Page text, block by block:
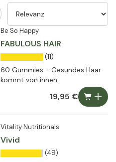
Be So Happy
FABULOUS HAIR
(11)
60 Gummies - Gesundes Haar
kommt von innen
19,95 €
Vitality Nutritionals
Vivid
(49)